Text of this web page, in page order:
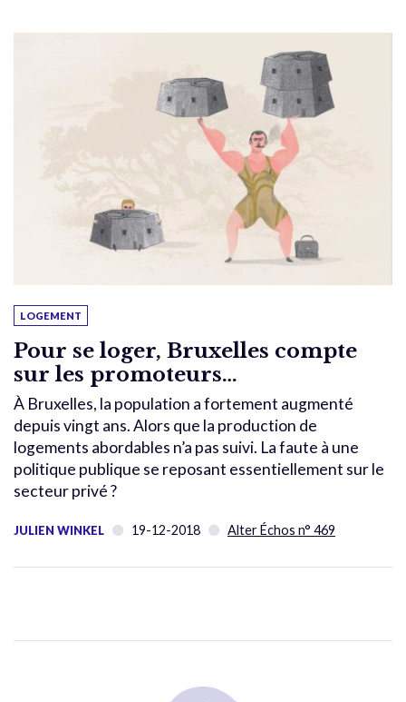
LOGEMENT
Pour se loger, Bruxelles compte
sur les promoteurs…
À Bruxelles, la population a fortement augmenté
depuis vingt ans. Alors que la production de
logements abordables n’a pas suivi. La faute à une
politique publique se reposant essentiellement sur le
secteur privé ?
JULIEN WINKEL 19-12-2018 Alter Échos n° 469